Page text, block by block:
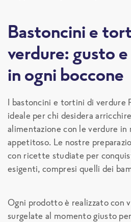
Bastoncini e
verdure: gusto
in ogni boccone
I bastoncini e tortini di verdure
ideale per chi desidera
alimentazione con le verdure in
appetitoso. Le nostre
con ricette studiate per
esigenti, compresi quelli dei
Ogni prodotto è realizzato con
surgelate al momento giusto